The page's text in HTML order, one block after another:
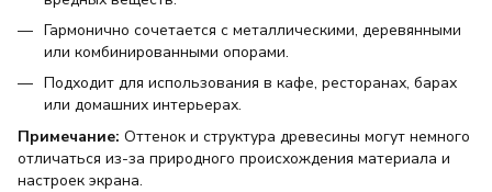
Гармонично сочетается с металлическими, деревянными
или комбинированными опорами.
Подходит для использования в кафе, ресторанах, барах
или домашних интерьерах.
Примечание: Оттенок и структура древесины могут немного
отличаться из-за природного происхождения материала и
настроек экрана.